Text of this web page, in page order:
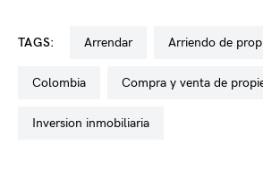
TAGS: arrendar arriendo de
colombia compra y venta de
inversion inmobiliaria